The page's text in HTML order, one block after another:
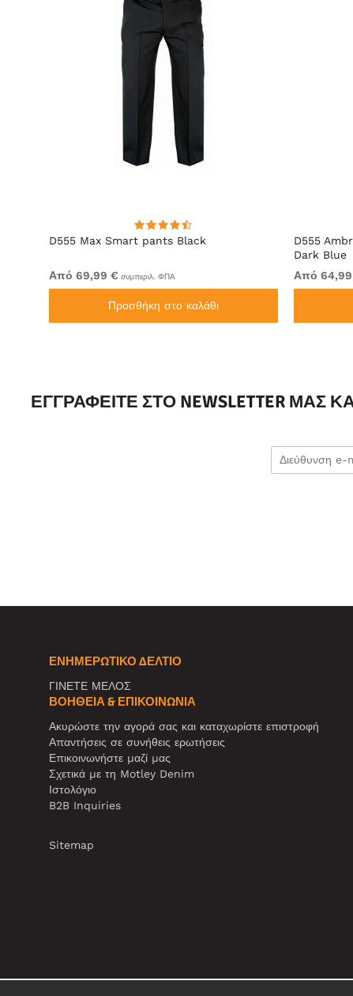
D555 Max Smart pants Black
Από 69,99 € συμπεριλ. ΦΠΑ
Προσθήκη στο καλάθι
D555
Dark Blue
Από
ΕΓΓΡΑΦΕΊΤΕ ΣΤΟ NEWSLETTER
ΕΝΗΜΕΡΩΤΙΚΌ ΔΕΛΤΊΟ
ΓΙΝΕΤΕ ΜΕΛΟΣ
ΒΟΉΘΕΙΑ & ΕΠΙΚΟΙΝΩΝΊΑ
Ακυρώστε την αγορά σας και καταχωρίστε επιστροφή
Απαντήσεις σε συνήθεις ερωτήσεις
Επικοινωνήστε μαζί μας
Σχετικά με τη Motley Denim
Ιστολόγιο
B2B Inquiries
Sitemap